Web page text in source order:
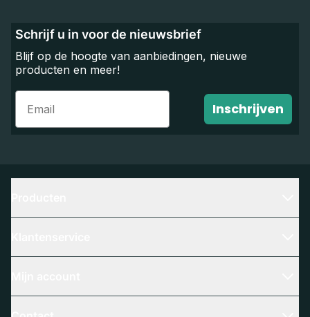
Schrijf u in voor de nieuwsbrief
Blijf op de hoogte van aanbiedingen, nieuwe
producten en meer!
Email
Inschrijven